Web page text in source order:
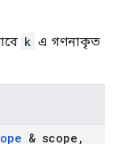
k এ গণনাকৃত
& scope ,